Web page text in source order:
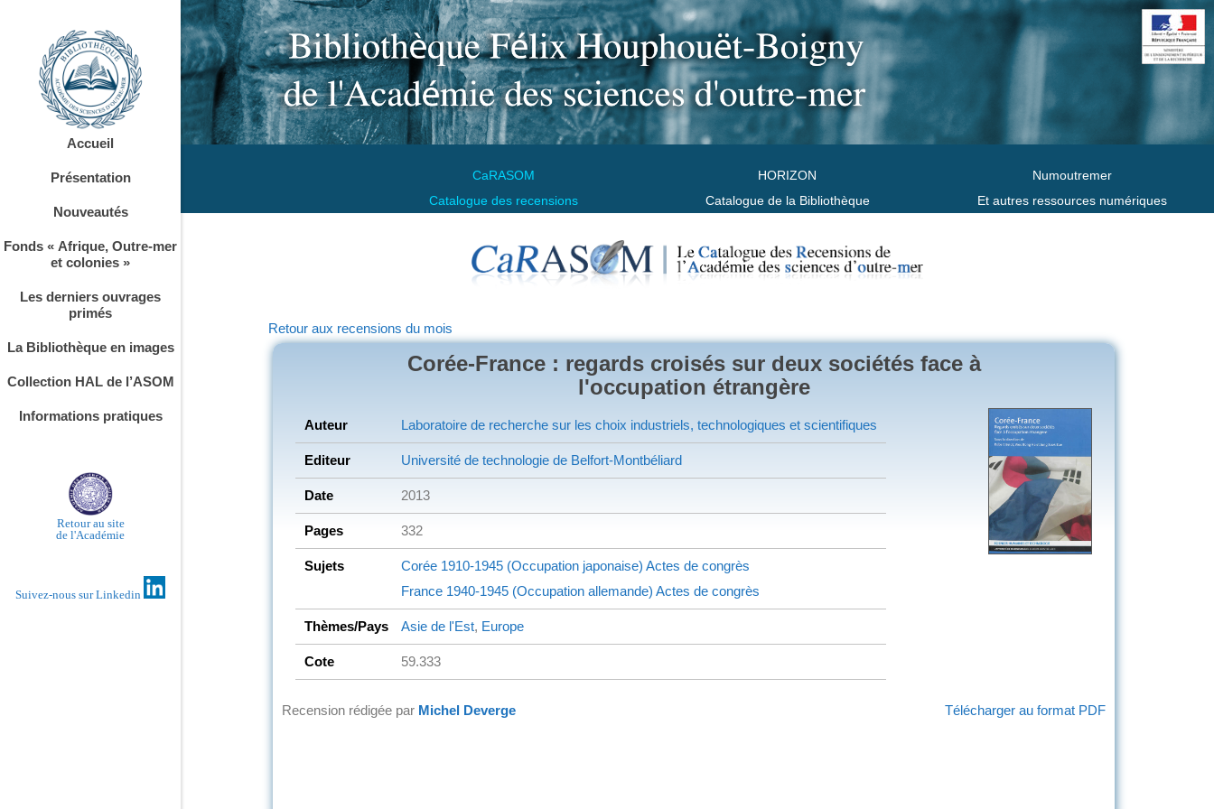
CaRASOM
Catalogue des recensions
HORIZON
Catalogue de la Bibliothèque
Numoutremer
Et autres ressources numériques
Accueil
Présentation
Nouveautés
Fonds « Afrique, Outre-mer
et colonies »
Les derniers ouvrages
primés
La Bibliothèque en images
Collection HAL de l’ASOM
Informations pratiques
Retour au site
de l'Académie
Suivez-nous sur Linkedin
Retour aux recensions du mois
Corée-France : regards croisés sur deux sociétés face à
l'occupation étrangère
Auteur Laboratoire de recherche sur les choix industriels, technologiques et scientifiques
Editeur Université de technologie de Belfort-Montbéliard
Date 2013
Pages 332
Sujets Corée 1910-1945 (Occupation japonaise) Actes de congrès
France 1940-1945 (Occupation allemande) Actes de congrès
Thèmes/Pays Asie de l'Est, Europe
Cote 59.333
Télécharger au format PDF
Recension rédigée par Michel Deverge